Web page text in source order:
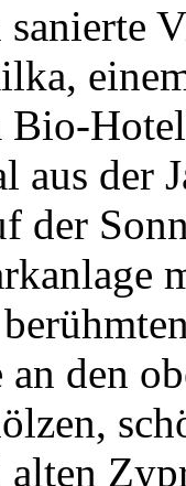
Bio-
aus der
der
den